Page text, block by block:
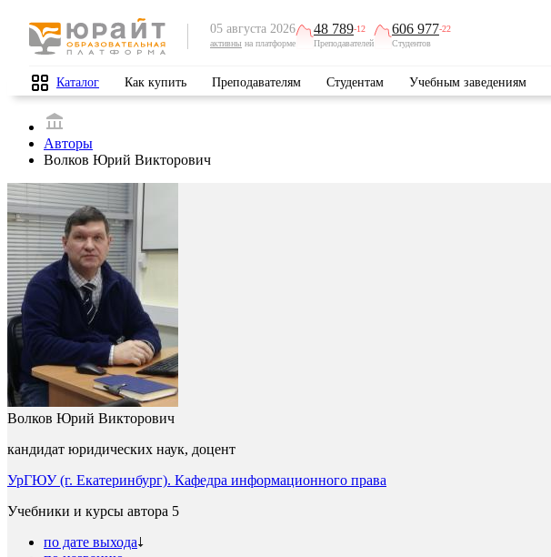
05 августа 2026
активны на платформе
48 789-12
Преподавателей
606 977-22
Студентов
Каталог Как купить Преподавателям Студентам Учебным заведениям
Авторы
Волков Юрий Викторович
Волков Юрий Викторович
кандидат юридических наук, доцент
УрГЮУ (г. Екатеринбург). Кафедра информационного права
Учебники и курсы автора 5
по дате выхода